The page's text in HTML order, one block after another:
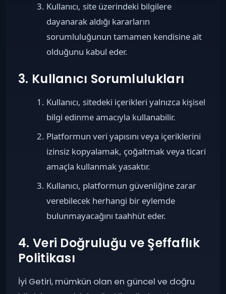
Kullanıcı, site üzerindeki bilgilere
dayanarak aldığı kararların
sorumluluğunun tamamen kendisine ait
olduğunu kabul eder.
3. Kullanıcı Sorumlulukları
Kullanıcı, sitedeki içerikleri yalnızca kişisel
bilgi edinme amacıyla kullanabilir.
Platformun veri yapısını veya içeriklerini
izinsiz kopyalamak, çoğaltmak veya ticari
amaçla kullanmak yasaktır.
Kullanıcı, platformun güvenliğine zarar
verebilecek herhangi bir eylemde
bulunmayacağını taahhüt eder.
4. Veri Doğruluğu ve Şeffaflık
Politikası
İyi Getiri, mümkün olan en güncel ve doğru